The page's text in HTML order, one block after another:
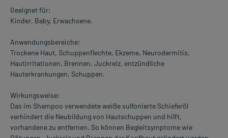
Geeignet für:
Kinder, Baby, Erwachsene.
Anwendungsbereiche:
Trockene Haut, Schuppenflechte, Ekzeme, Neurodermitis,
Hautirritationen, Brennen, Juckreiz, entzündliche
Hauterkrankungen, Schuppen.
Wirkungsweise:
Das im Shampoo verwendete weiße sulfonierte Schieferöl
verhindert die Neubildung von Hautschuppen und hilft,
vorhandene zu entfernen. So können Begleitsymptome wie